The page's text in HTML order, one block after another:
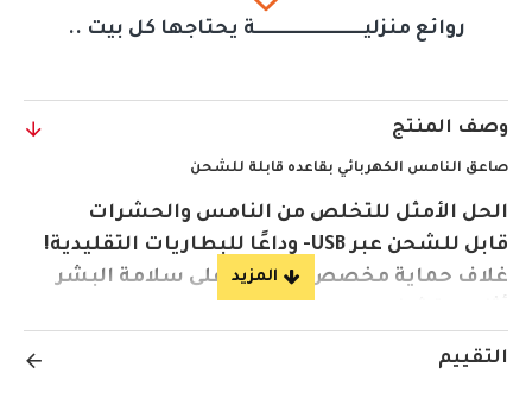
روائع منزليــــــــــــــــــــــــــــــة يحتاجها كل بيت ..
وصف المنتج
صاعق النامس الكهربائي بقاعده قابلة للشحن
الحل الأمثل للتخلص من النامس والحشرات
قابل للشحن عبر USB- وداعًا للبطاريات التقليدية!
غلاف حماية مخصص للحفاظ على سلامة البشر
تصميم أنيق وعملي يناسب أي غرفة في المنزل.
التقييم